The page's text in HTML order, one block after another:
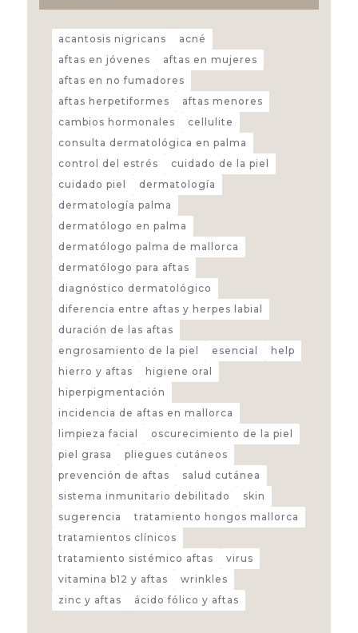
acantosis nigricans
acné
aftas en jóvenes
aftas en mujeres
aftas en no fumadores
aftas herpetiformes
aftas menores
cambios hormonales
cellulite
consulta dermatológica en palma
control del estrés
cuidado de la piel
cuidado piel
dermatología
dermatología palma
dermatólogo en palma
dermatólogo palma de mallorca
dermatólogo para aftas
diagnóstico dermatológico
diferencia entre aftas y herpes labial
duración de las aftas
engrosamiento de la piel
esencial
help
hierro y aftas
higiene oral
hiperpigmentación
incidencia de aftas en mallorca
limpieza facial
oscurecimiento de la piel
piel grasa
pliegues cutáneos
prevención de aftas
salud cutánea
sistema inmunitario debilitado
skin
sugerencia
tratamiento hongos mallorca
tratamientos clínicos
tratamiento sistémico aftas
virus
vitamina b12 y aftas
wrinkles
zinc y aftas
ácido fólico y aftas